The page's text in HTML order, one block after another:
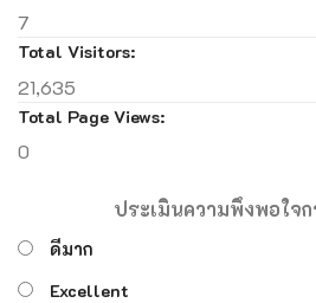
7
Total Visitors:
21,635
Total Page Views:
0
ประเมินความพึงพอใจ
ดีมาก
Excellent